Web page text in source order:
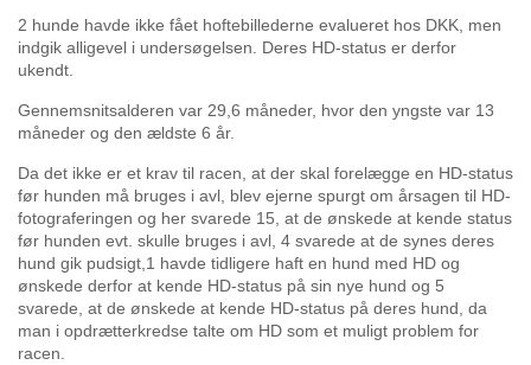
2 hunde havde ikke fået hoftebillederne evalueret hos DKK, men
indgik alligevel i undersøgelsen. Deres HD-status er derfor
ukendt.
Gennemsnitsalderen var 29,6 måneder, hvor den yngste var 13
måneder og den ældste 6 år.
Da det ikke er et krav til racen, at der skal forelægge en HD-status
før hunden må bruges i avl, blev ejerne spurgt om årsagen til HD-
fotograferingen og her svarede 15, at de ønskede at kende status
før hunden evt. skulle bruges i avl, 4 svarede at de synes deres
hund gik pudsigt,1 havde tidligere haft en hund med HD og
ønskede derfor at kende HD-status på sin nye hund og 5
svarede, at de ønskede at kende HD-status på deres hund, da
man i opdrætterkredse talte om HD som et muligt problem for
racen.